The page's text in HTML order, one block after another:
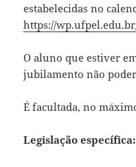
estabelecidas no
https://
O aluno que estiver
jubilamento não
É facultada, no
Legislação específica: